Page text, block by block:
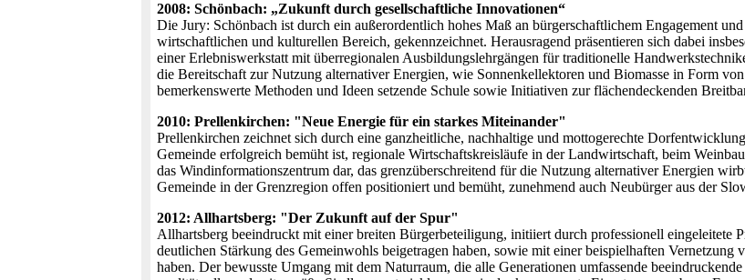
2008: Schönbach: „Zukunft durch gesellschaftliche Innovationen“
Die Jury: Schönbach ist durch ein außerordentlich hohes Maß an bürgerschaftlichem Engagement
wirtschaftlichen und kulturellen Bereich, gekennzeichnet. Herausragend präsentieren sich dabei
einer Erlebniswerkstatt mit überregionalen Ausbildungslehrgängen für traditionelle
die Bereitschaft zur Nutzung alternativer Energien, wie Sonnenkellektoren und Biomasse in Form
bemerkenswerte Methoden und Ideen setzende Schule sowie Initiativen zur flächendeckenden
2010: Prellenkirchen: "Neue Energie für ein starkes Miteinander"
Prellenkirchen zeichnet sich durch eine ganzheitliche, nachhaltige und mottogerechte
Gemeinde erfolgreich bemüht ist, regionale Wirtschaftskreisläufe in der Landwirtschaft, beim
das Windinformationszentrum dar, das grenzüberschreitend für die Nutzung alternativer Energien
Gemeinde in der Grenzregion offen positioniert und bemüht, zunehmend auch Neubürger aus der
2012: Allhartsberg: "Der Zukunft auf der Spur"
Allhartsberg beeindruckt mit einer breiten Bürgerbeteiligung, initiiert durch professionell eingeleitete
deutlichen Stärkung des Gemeinwohls beigetragen haben, sowie mit einer beispielhaften
haben. Der bewusste Umgang mit dem Naturraum, die alle Generationen umfassende